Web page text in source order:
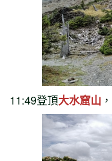
11:49登頂大水窟山 ，